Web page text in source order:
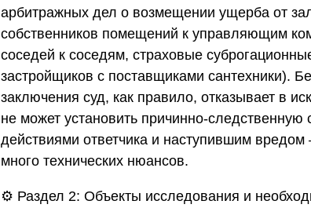
арбитражных дел о возмещении ущерба от
собственников помещений к управляющим
соседей к соседям, страховые
застройщиков с поставщиками сантехники).
заключения суд, как правило, отказывает в
не может установить причинно-следственную
действиями ответчика и наступившим
много технических нюансов.
⚙️ Раздел 2: Объекты исследования и